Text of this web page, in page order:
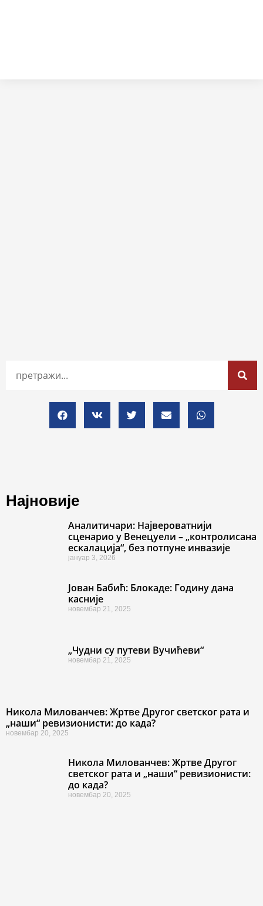
Најновије
Аналитичари: Највероватнији
сценарио у Венецуели – „контролисана
ескалација“, без потпуне инвазије
јануар 3, 2026
Јован Бабић: Блокаде: Годину дана
касније
новембар 21, 2025
„Чудни су путеви Вучићеви“
новембар 21, 2025
Никола Милованчев: Жртве Другог светског рата и
„наши“ ревизионисти: до када?
новембар 20, 2025
Никола Милованчев: Жртве Другог
светског рата и „наши“ ревизионисти:
до када?
новембар 20, 2025